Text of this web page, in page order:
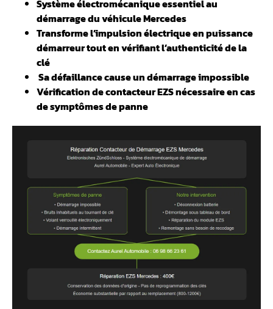
Système électromécanique essentiel au
démarrage du véhicule Mercedes
Transforme l’impulsion électrique en puissance
démarreur tout en vérifiant l’authenticité de la
clé
️ Sa défaillance cause un démarrage impossible
Vérification de contacteur EZS nécessaire en cas
de symptômes de panne